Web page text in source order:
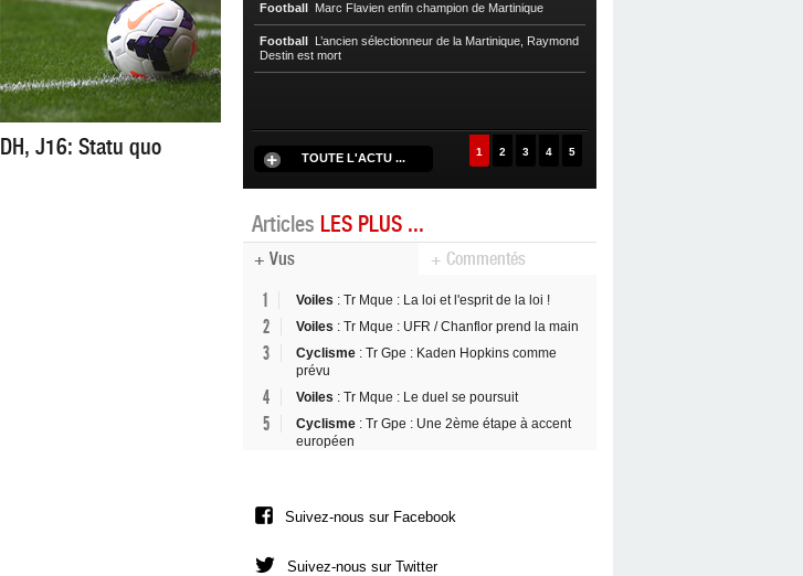
DH, J16: Statu quo
Football Marc Flavien enfin champion de Martinique
Football L’ancien sélectionneur de la Martinique, Raymond
Destin est mort
TOUTE L'ACTU ... 1 2 3 4 5
Articles LES PLUS ...
+ Vus + Commentés
1 Voiles : Tr Mque : La loi et l'esprit de la loi !
2 Voiles : Tr Mque : UFR / Chanflor prend la main
3 Cyclisme : Tr Gpe : Kaden Hopkins comme
prévu
4 Voiles : Tr Mque : Le duel se poursuit
5 Cyclisme : Tr Gpe : Une 2ème étape à accent
européen
Suivez-nous sur Facebook
Suivez-nous sur Twitter